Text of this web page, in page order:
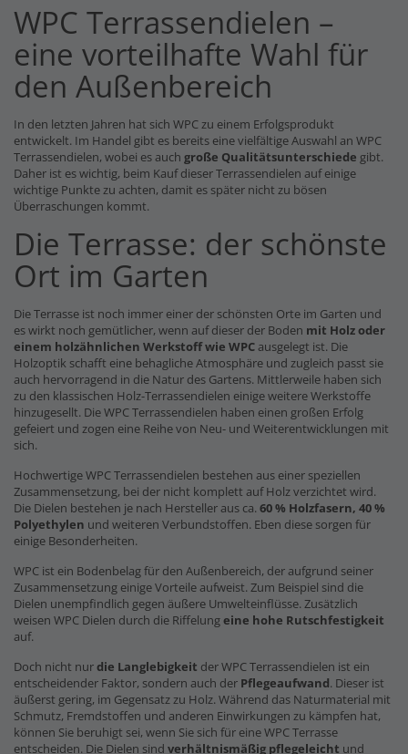
WPC Terrassendielen –
eine vorteilhafte Wahl für
den Außenbereich
In den letzten Jahren hat sich WPC zu einem Erfolgsprodukt
entwickelt. Im Handel gibt es bereits eine vielfältige Auswahl an WPC
Terrassendielen, wobei es auch große Qualitätsunterschiede gibt.
Daher ist es wichtig, beim Kauf dieser Terrassendielen auf einige
wichtige Punkte zu achten, damit es später nicht zu bösen
Überraschungen kommt.
Die Terrasse: der schönste
Ort im Garten
Die Terrasse ist noch immer einer der schönsten Orte im Garten und
es wirkt noch gemütlicher, wenn auf dieser der Boden mit Holz oder
einem holzähnlichen Werkstoff wie WPCausgelegt ist. Die
Holzoptik schafft eine behagliche Atmosphäre und zugleich passt sie
auch hervorragend in die Natur des Gartens. Mittlerweile haben sich
zu den klassischen Holz-Terrassendielen einige weitere Werkstoffe
hinzugesellt. Die WPC Terrassendielen haben einen großen Erfolg
gefeiert und zogen eine Reihe von Neu- und Weiterentwicklungen mit
sich.
Hochwertige WPC Terrassendielen bestehen aus einer speziellen
Zusammensetzung, bei der nicht komplett auf Holz verzichtet wird.
Die Dielen bestehen je nach Hersteller aus ca. 60 % Holzfasern, 40 %
Polyethylen und weiteren Verbundstoffen. Eben diese sorgen für
einige Besonderheiten.
WPC ist ein Bodenbelag für den Außenbereich, der aufgrund seiner
Zusammensetzung einige Vorteile aufweist. Zum Beispiel sind die
Dielen unempfindlich gegen äußere Umwelteinflüsse. Zusätzlich
weisen WPC Dielen durch die Riffelungeine hohe Rutschfestigkeit
auf.
Doch nicht nurdie Langlebigkeit der WPC Terrassendielen ist ein
entscheidender Faktor, sondern auch der Pflegeaufwand. Dieser ist
äußerst gering, im Gegensatz zu Holz. Während das Naturmaterial mit
Schmutz, Fremdstoffen und anderen Einwirkungen zu kämpfen hat,
können Sie beruhigt sei, wenn Sie sich für eine WPC Terrasse
entscheiden. Die Dielen sind verhältnismäßig pflegeleicht und